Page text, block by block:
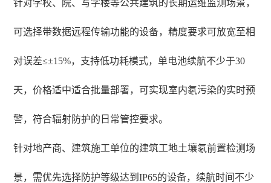
针对学校、院、写字楼等公共建筑的长期运维监测场景，
可选择带数据远程传输功能的设备，精度要求可放宽至相
对误差≤±15%，支持低功耗模式，单电池续航不少于30
天，价格适中适合批量部署，可实现室内氡污染的实时预
警，符合辐射防护的日常管控要求。
针对地产商、建筑施工单位的建筑工地土壤氡前置检测场
景，需优先选择防护等级达到IP65的设备，续航时间不少